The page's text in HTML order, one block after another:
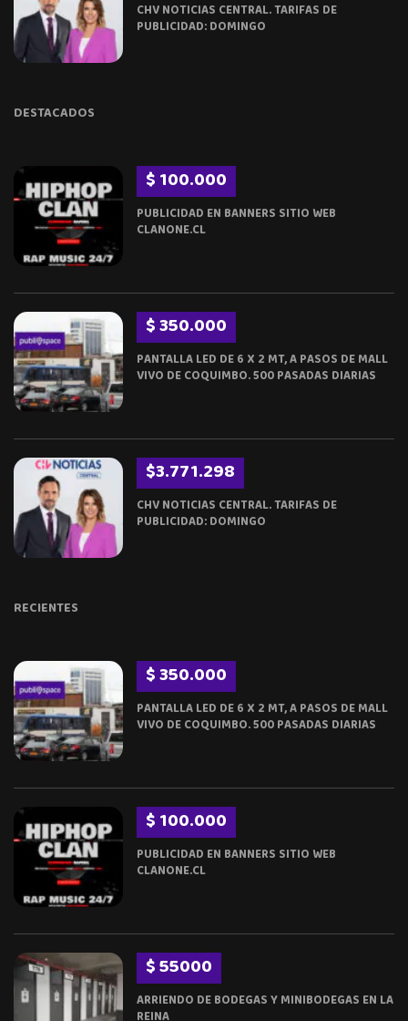
CHV NOTICIAS CENTRAL. TARIFAS DE
PUBLICIDAD: DOMINGO
DESTACADOS
$ 100.000
PUBLICIDAD EN BANNERS SITIO WEB
CLANONE.CL
$ 350.000
PANTALLA LED DE 6 X 2 MT, A PASOS DE MALL
VIVO DE COQUIMBO. 500 PASADAS DIARIAS
$3.771.298
CHV NOTICIAS CENTRAL. TARIFAS DE
PUBLICIDAD: DOMINGO
RECIENTES
$ 350.000
PANTALLA LED DE 6 X 2 MT, A PASOS DE MALL
VIVO DE COQUIMBO. 500 PASADAS DIARIAS
$ 100.000
PUBLICIDAD EN BANNERS SITIO WEB
CLANONE.CL
$ 55000
ARRIENDO DE BODEGAS Y MINIBODEGAS EN LA